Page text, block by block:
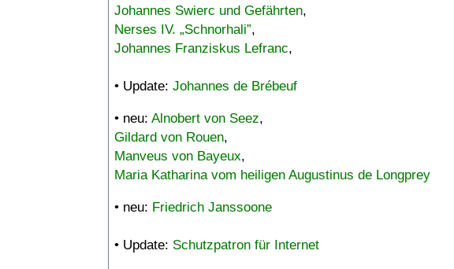
Johannes Swierc und Gefährten,
Nerses IV. „Schnorhali”,
Johannes Franziskus Lefranc,
• Update: Johannes de Brébeuf
• neu: Alnobert von Seez,
Gildard von Rouen,
Manveus von Bayeux,
Maria Katharina vom heiligen Augustinus de Longprey
• neu: Friedrich Janssoone
• Update: Schutzpatron für Internet